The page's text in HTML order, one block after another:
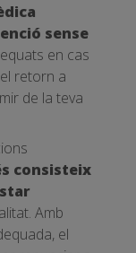
sense
en cas
retorn a
de la teva
consisteix
Amb
el